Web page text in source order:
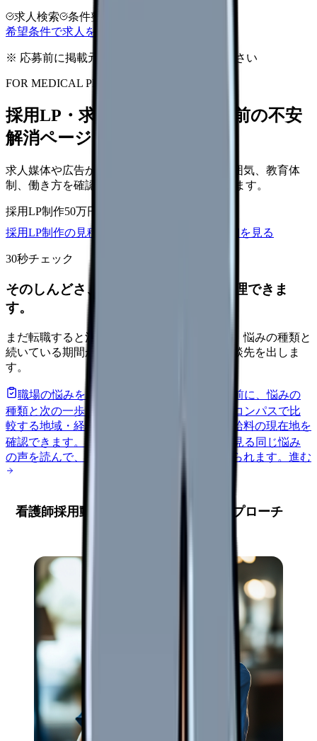
求人検索 条件整理
希望条件で求人を探す
※ 応募前に掲載元の最新情報を確認してください
FOR MEDICAL PROVIDERS
採用LP・求人ページを、応募前の不安
解消ページにできます
求人媒体や広告から来た看護師が、職場の雰囲気、教育体
制、働き方を確認して応募できるLPを設計します。
採用LP制作50万円〜
採用LP制作の見積もりを依頼
サービス詳細を見る
30秒チェック
そのしんどさ、転職すべきサインか整理できま
す。
まだ転職すると決めていなくても大丈夫です。悩みの種類と
続いている期間から、次に見るべき記事と相談先を出しま
す。
職場の悩みを30秒で診断
辞めるべきか迷う前に、悩みの
種類と次の一歩を整理します。
給料コンパスで比
較する地域・経験年数・施設形態から、今の給料の現在地を
確認できます。
匿名掲示板で本音を見る 同じ悩み
の声を読んで、今の職場だけの問題か確かめられます。 進む
看護師採用動画の内容設計：戦略的アプローチ